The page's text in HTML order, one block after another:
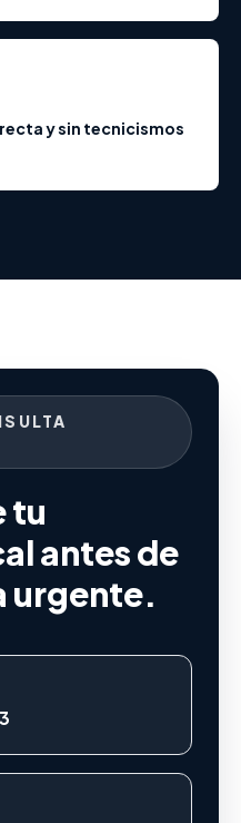
y sin tecnicismos
tu
antes de
urgente.